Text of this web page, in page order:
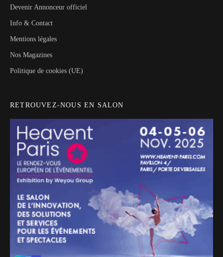
Devenir Annonceur officiel
Info & Contact
Mentions légales
Nos Magazines
Politique de cookies (UE)
RETROUVEZ-NOUS EN SALON